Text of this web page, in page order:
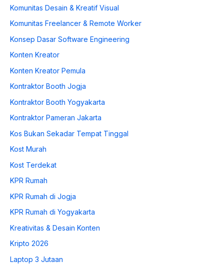
Komunitas Desain & Kreatif Visual
Komunitas Freelancer & Remote Worker
Konsep Dasar Software Engineering
Konten Kreator
Konten Kreator Pemula
Kontraktor Booth Jogja
Kontraktor Booth Yogyakarta
Kontraktor Pameran Jakarta
Kos Bukan Sekadar Tempat Tinggal
Kost Murah
Kost Terdekat
KPR Rumah
KPR Rumah di Jogja
KPR Rumah di Yogyakarta
Kreativitas & Desain Konten
Kripto 2026
Laptop 3 Jutaan